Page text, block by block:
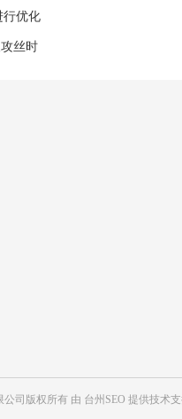
行优化
丝时
公司版权所有 由 台州SEO 提供技术